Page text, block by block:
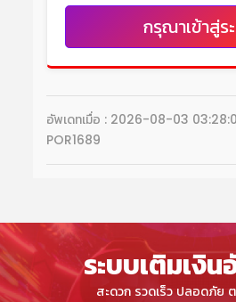
กรุณาเข้าสู่ร
อัพเดทเมื่อ : 2026-08-03
POR1689
ระบบเติมเงิ
สะดวก รวดเร็ว ปลอดภัย